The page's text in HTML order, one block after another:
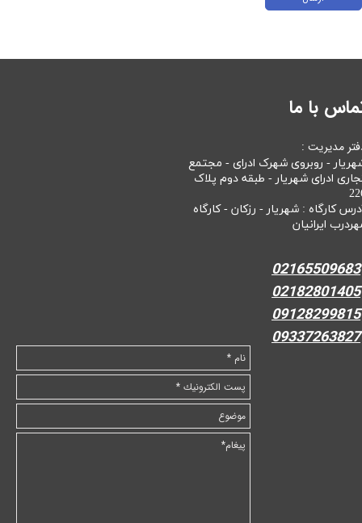
با ما
مدیریت :
- روبروی شهرک ادرای - مجتمع
ادرای شهریار - طبقه دوم پلاک
کارگاه : شهریار - رزکان - کارگاه
ایرانیان
02165509683
02182801405
09128299815
09337263827